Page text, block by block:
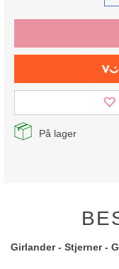
På lager
Girlander - Stjerner -